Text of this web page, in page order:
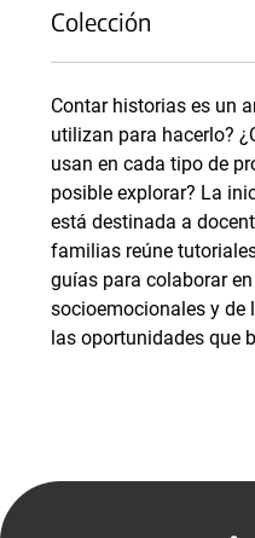
Colección
Contar historias es un
utilizan para hacerlo?
usan en cada tipo de
posible explorar? La
está destinada a
familias reúne
guías para colaborar
socioemocionales y de
las oportunidades que